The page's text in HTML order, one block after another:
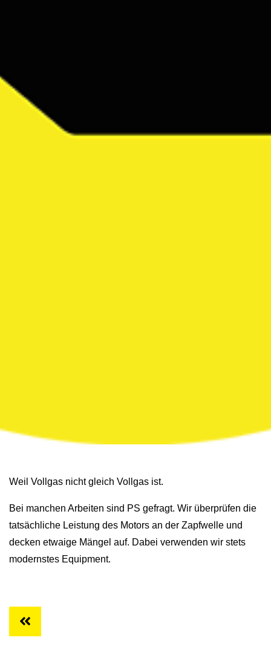
Weil Vollgas nicht gleich Vollgas ist.
Bei manchen Arbeiten sind PS gefragt. Wir überprüfen die
tatsächliche Leistung des Motors an der Zapfwelle und
decken etwaige Mängel auf. Dabei verwenden wir stets
modernstes Equipment.